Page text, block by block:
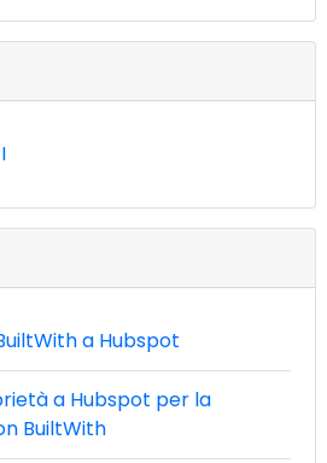
a Hubspot
a Hubspot per la
BuiltWith